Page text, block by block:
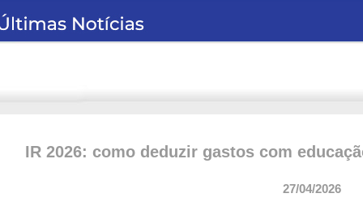
IR 2026: como deduzir gastos com
27/04/2026